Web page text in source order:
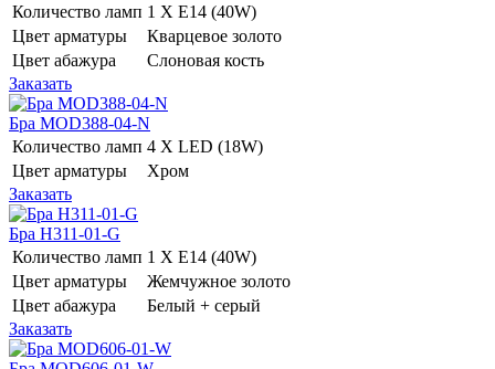
Количество ламп 1 Х E14 (40W)
Цвет арматуры
Кварцевое золото
Цвет абажура
Слоновая кость
Заказать
Бра MOD388-04-N
Количество ламп 4 Х LED (18W)
Цвет арматуры
Хром
Заказать
Бра H311-01-G
Количество ламп 1 Х E14 (40W)
Цвет арматуры
Жемчужное золото
Цвет абажура
Белый + серый
Заказать